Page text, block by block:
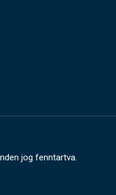
jog fenntartva.